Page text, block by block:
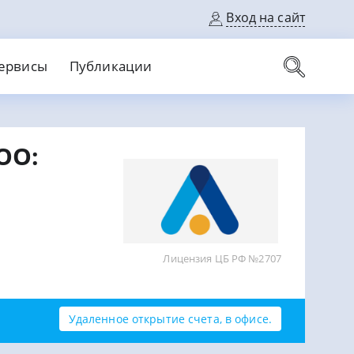
Вход на сайт
Без кредитной истории
Без справок
На длительный срок
С кэшбеком
Публикации
Лицензия ЦБ РФ №2707
Удаленное открытие счета, в офисе.